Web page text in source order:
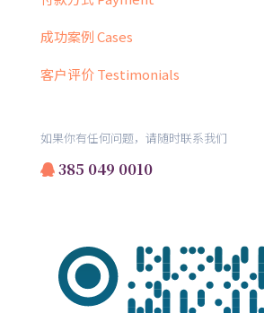
成功案例 Cases
客户评价 Testimonials
如果你有任何问题，请随时联系我们
385 049 0010